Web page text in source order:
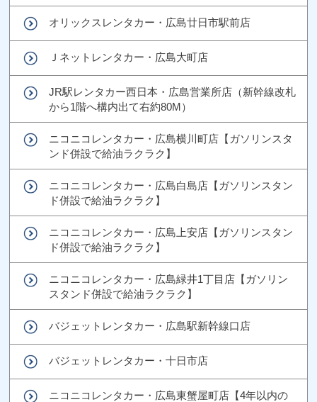
オリックスレンタカー・広島廿日市駅前店
Ｊネットレンタカー・広島大町店
JR駅レンタカー西日本・広島営業所店（新幹線改札
から1階へ構内出て右約80M）
ニコニコレンタカー・広島横川町店【ガソリンスタ
ンド併設で給油ラクラク】
ニコニコレンタカー・広島白島店【ガソリンスタン
ド併設で給油ラクラク】
ニコニコレンタカー・広島上安店【ガソリンスタン
ド併設で給油ラクラク】
ニコニコレンタカー・広島緑井1丁目店【ガソリン
スタンド併設で給油ラクラク】
バジェットレンタカー・広島駅新幹線口店
バジェットレンタカー・十日市店
ニコニコレンタカー・広島東蟹屋町店【4年以内の